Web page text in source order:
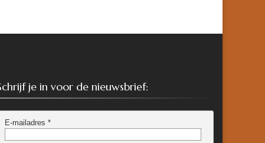
je in voor de nieuwsbrief: